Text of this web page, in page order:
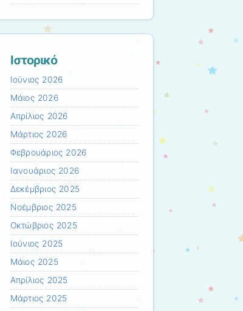
Ιστορικό
Ιούνιος 2026
Μάιος 2026
Απρίλιος 2026
Μάρτιος 2026
Φεβρουάριος 2026
Ιανουάριος 2026
Δεκέμβριος 2025
Νοέμβριος 2025
Οκτώβριος 2025
Ιούνιος 2025
Μάιος 2025
Απρίλιος 2025
Μάρτιος 2025